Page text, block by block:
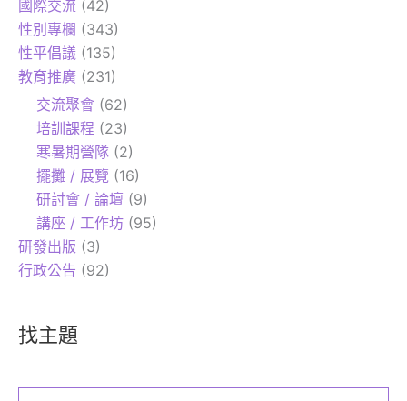
國際交流 (42)
性別專欄 (343)
性平倡議 (135)
教育推廣 (231)
交流聚會 (62)
培訓課程 (23)
寒暑期營隊 (2)
擺攤 / 展覽 (16)
研討會 / 論壇 (9)
講座 / 工作坊 (95)
研發出版 (3)
行政公告 (92)
找主題